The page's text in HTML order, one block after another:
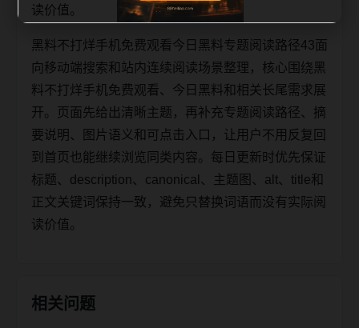
读价值。
黑料不打烊手机免费观看今日黑料专题阅读路径43面
向移动端搜索和站内连续阅读场景整理，核心围绕黑
料不打烊手机免费观看、今日黑料和相关长尾需求展
开。页面先给出清晰主题，再补充专题阅读路径、摘
要说明、图片语义和可点击入口，让用户不用反复回
到首页也能继续浏览同类内容。每日更新时优先保证
标题、description、canonical、主题图、alt、title和
正文关键词保持一致，避免只替换词语而没有实际阅
读价值。
相关问题